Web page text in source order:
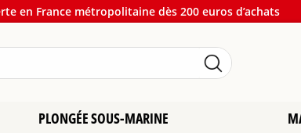
en France métropolitaine dès 200 euros d’achats
PLONGÉE SOUS-MARINE